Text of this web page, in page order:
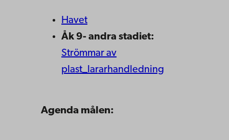
Havet
Åk 9- andra stadiet:
Strömmar av
plast_lararhandledning
Agenda målen: